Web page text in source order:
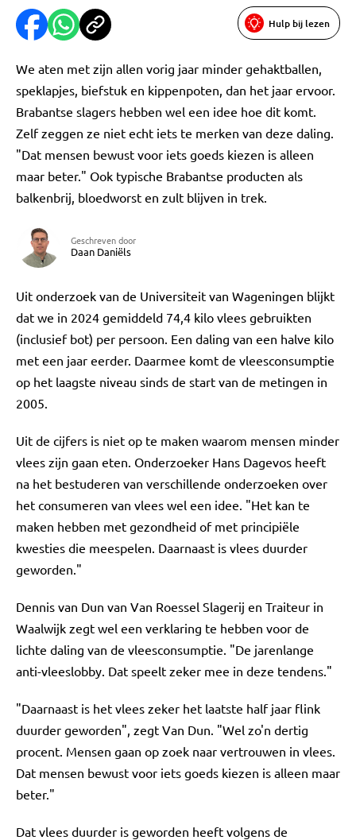
Hulp bij lezen
We aten met zijn allen vorig jaar minder gehaktballen,
speklapjes, biefstuk en kippenpoten, dan het jaar ervoor.
Brabantse slagers hebben wel een idee hoe dit komt.
Zelf zeggen ze niet echt iets te merken van deze daling.
"Dat mensen bewust voor iets goeds kiezen is alleen
maar beter." Ook typische Brabantse producten als
balkenbrij, bloedworst en zult blijven in trek.
Geschreven door
Daan Daniëls
Uit onderzoek van de Universiteit van Wageningen blijkt
dat we in 2024 gemiddeld 74,4 kilo vlees gebruikten
(inclusief bot) per persoon. Een daling van een halve kilo
met een jaar eerder. Daarmee komt de vleesconsumptie
op het laagste niveau sinds de start van de metingen in
2005.
Uit de cijfers is niet op te maken waarom mensen minder
vlees zijn gaan eten. Onderzoeker Hans Dagevos heeft
na het bestuderen van verschillende onderzoeken over
het consumeren van vlees wel een idee. "Het kan te
maken hebben met gezondheid of met principiële
kwesties die meespelen. Daarnaast is vlees duurder
geworden."
Dennis van Dun van Van Roessel Slagerij en Traiteur in
Waalwijk zegt wel een verklaring te hebben voor de
lichte daling van de vleesconsumptie. "De jarenlange
anti-vleeslobby. Dat speelt zeker mee in deze tendens."
"Daarnaast is het vlees zeker het laatste half jaar flink
duurder geworden", zegt Van Dun. "Wel zo'n dertig
procent. Mensen gaan op zoek naar vertrouwen in vlees.
Dat mensen bewust voor iets goeds kiezen is alleen maar
beter."
Dat vlees duurder is geworden heeft volgens de